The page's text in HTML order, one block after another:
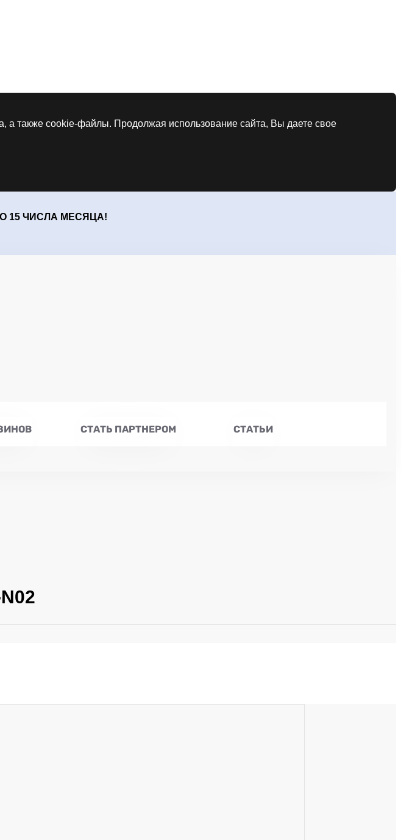
а также cookie-файлы. Продолжая использование сайта, Вы даете свое
15 ЧИСЛА МЕСЯЦА!
СТАТЬ ПАРТНЕРОМ СТАТЬИ